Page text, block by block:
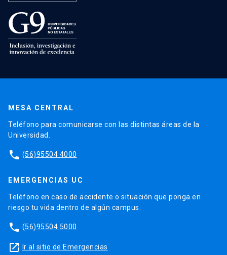
MESA CENTRAL
Teléfono para comunicarse con las distintas áreas de la
Universidad.
phone (56)95504 4000
EMERGENCIAS UC
Teléfono en caso de accidente o situación que ponga en
riesgo tu vida dentro de algún campus.
phone (56)95504 5000
launch Ir al sitio de Emergencias